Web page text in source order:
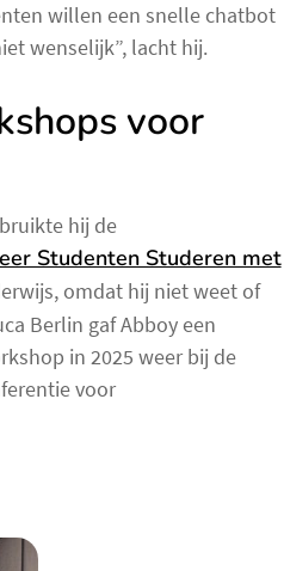
willen een snelle chatbot
wenselijk”, lacht hij.
voor
hij de
Studenten Studeren met
omdat hij niet weet of
Berlin gaf Abboy een
in 2025 weer bij de
voor